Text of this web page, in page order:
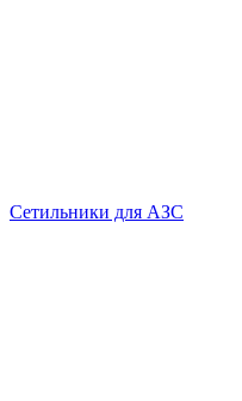
Сетильники для АЗС